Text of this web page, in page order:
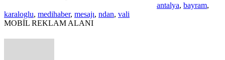
antalya, bayram,
karaloglu, medihaber, mesajı, ndan, vali
MOBİL REKLAM ALANI